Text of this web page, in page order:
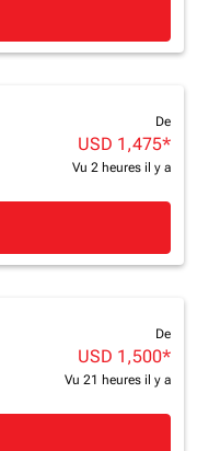
De
USD 1,475*
Vu 2 heures il y a
De
USD 1,500*
Vu 21 heures il y a